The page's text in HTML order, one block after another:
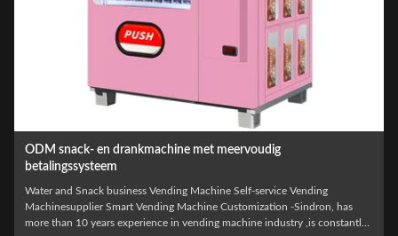
service Vending
-Sindron, has
industry ,is constantly
Multi-age snack en drank vending machine
Cup Noodle / Instant Noodle / Ramen candy
Sindron – A Premium Vending Machine
than 10 years experience in vending machine